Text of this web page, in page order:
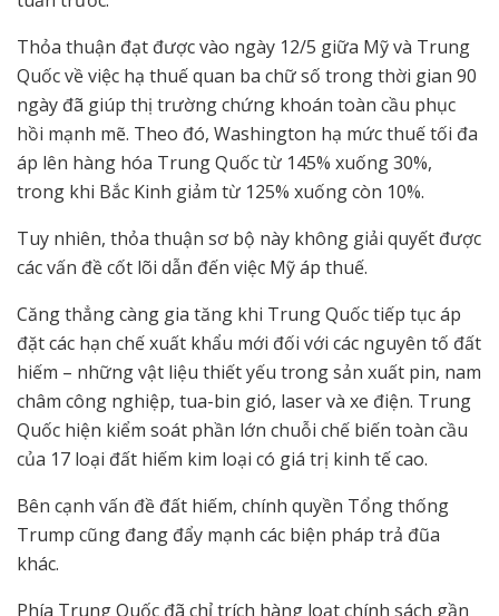
Thỏa thuận đạt được vào ngày 12/5 giữa Mỹ và Trung
Quốc về việc hạ thuế quan ba chữ số trong thời gian 90
ngày đã giúp thị trường chứng khoán toàn cầu phục
hồi mạnh mẽ. Theo đó, Washington hạ mức thuế tối đa
áp lên hàng hóa Trung Quốc từ 145% xuống 30%,
trong khi Bắc Kinh giảm từ 125% xuống còn 10%.
Tuy nhiên, thỏa thuận sơ bộ này không giải quyết được
các vấn đề cốt lõi dẫn đến việc Mỹ áp thuế.
Căng thẳng càng gia tăng khi Trung Quốc tiếp tục áp
đặt các hạn chế xuất khẩu mới đối với các nguyên tố đất
hiếm – những vật liệu thiết yếu trong sản xuất pin, nam
châm công nghiệp, tua-bin gió, laser và xe điện. Trung
Quốc hiện kiểm soát phần lớn chuỗi chế biến toàn cầu
của 17 loại đất hiếm kim loại có giá trị kinh tế cao.
Bên cạnh vấn đề đất hiếm, chính quyền Tổng thống
Trump cũng đang đẩy mạnh các biện pháp trả đũa
khác.
Phía Trung Quốc đã chỉ trích hàng loạt chính sách gần